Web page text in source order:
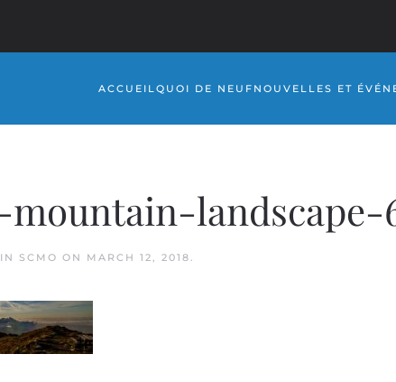
ACCUEIL QUOI DE NEUF NOUVELLES ET
landscape-
SCMO ON MARCH 12, 2018.